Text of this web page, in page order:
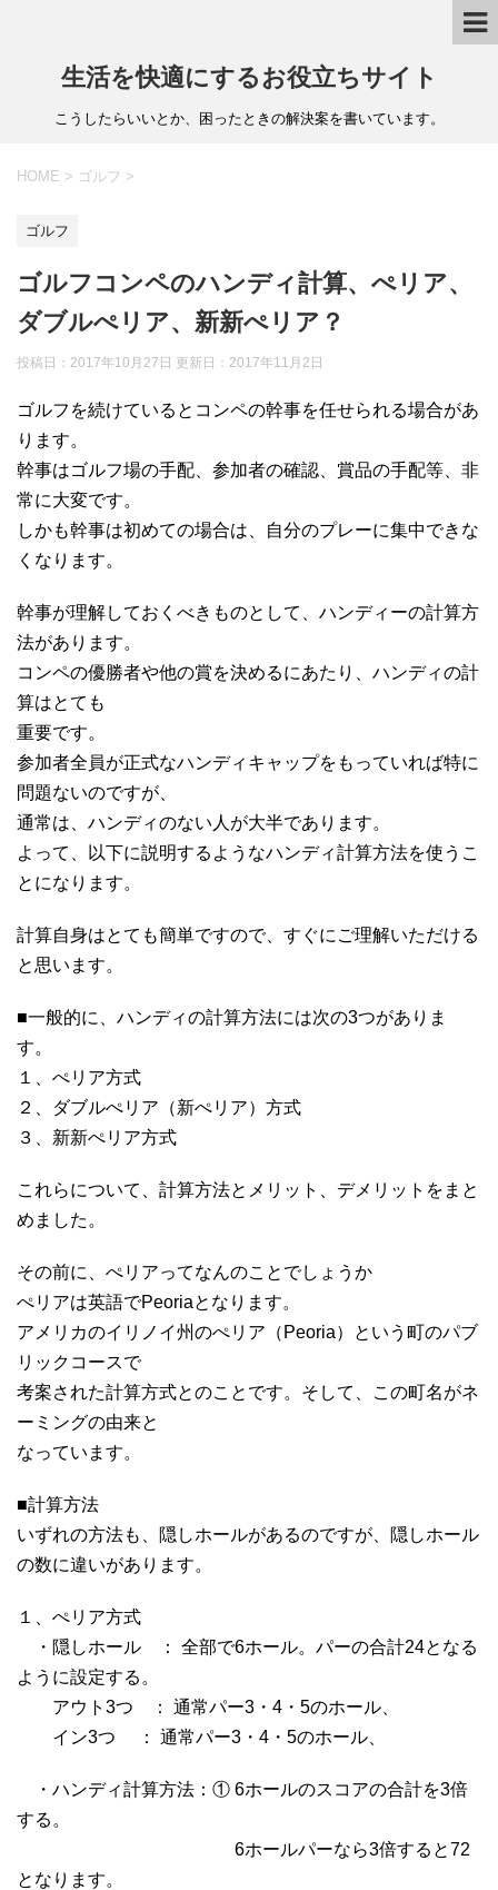
生活を快適にするお役立ちサイト
こうしたらいいとか、困ったときの解決案を書いています。
HOME > ゴルフ >
ゴルフ
ゴルフコンペのハンディ計算、ぺリア、
ダブルぺリア、新新ぺリア？
投稿日：2017年10月27日 更新日： 2017年11月2日
ゴルフを続けているとコンペの幹事を任せられる場合があ
ります。
幹事はゴルフ場の手配、参加者の確認、賞品の手配等、非
常に大変です。
しかも幹事は初めての場合は、自分のプレーに集中できな
くなります。
幹事が理解しておくべきものとして、ハンディーの計算方
法があります。
コンペの優勝者や他の賞を決めるにあたり、ハンディの計
算はとても
重要です。
参加者全員が正式なハンディキャップをもっていれば特に
問題ないのですが、
通常は、ハンディのない人が大半であります。
よって、以下に説明するようなハンディ計算方法を使うこ
とになります。
計算自身はとても簡単ですので、すぐにご理解いただける
と思います。
■一般的に、ハンディの計算方法には次の3つがありま
す。
１、ぺリア方式
２、ダブルぺリア（新ぺリア）方式
３、新新ぺリア方式
これらについて、計算方法とメリット、デメリットをまと
めました。
その前に、ぺリアってなんのことでしょうか
ぺリアは英語でPeoriaとなります。
アメリカのイリノイ州のぺリア（Peoria）という町のパブ
リックコースで
考案された計算方式とのことです。そして、この町名がネ
ーミングの由来と
なっています。
■計算方法
いずれの方法も、隠しホールがあるのですが、隠しホール
の数に違いがあります。
１、ぺリア方式
・隠しホール ： 全部で6ホール。パーの合計24となる
ように設定する。
アウト3つ ： 通常パー3・4・5のホール、
イン3つ ： 通常パー3・4・5のホール、
・ハンディ計算方法：① 6ホールのスコアの合計を3倍
する。
6ホールパーなら3倍すると72
となります。